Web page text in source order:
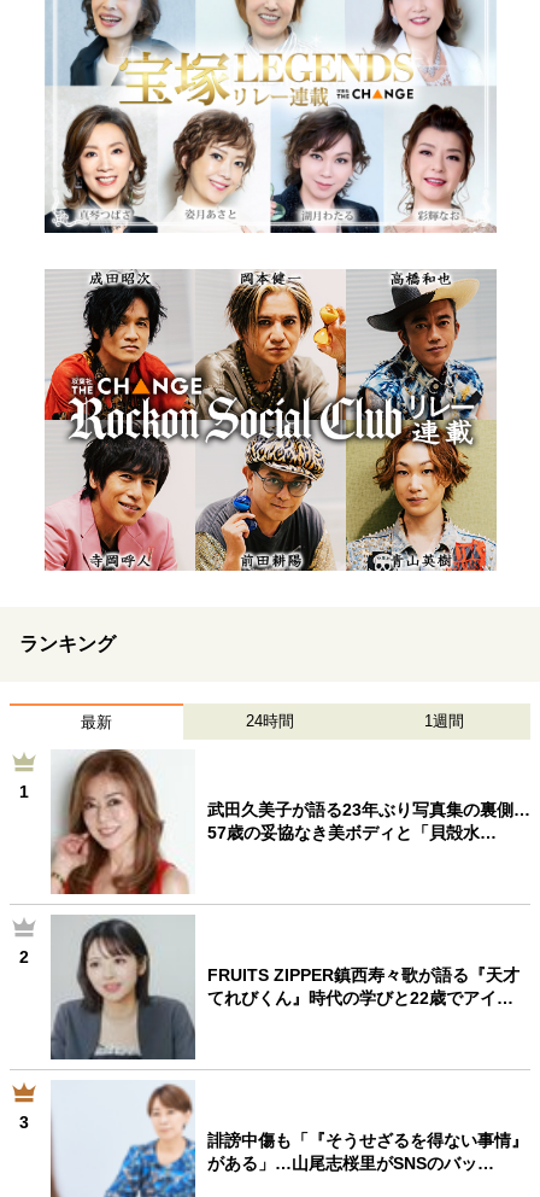
ランキング
最新 24時間 1週間
1
武田久美子が語る23年ぶり写真集の裏側…
57歳の妥協なき美ボディと「貝殻水…
2
FRUITS ZIPPER鎮西寿々歌が語る『天才
てれびくん』時代の学びと22歳でアイ…
3
誹謗中傷も「『そうせざるを得ない事情』
がある」…山尾志桜里がSNSのバッ…